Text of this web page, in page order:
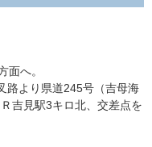
面へ。
路より県道245号（吉母海
吉見駅3キロ北、交差点を